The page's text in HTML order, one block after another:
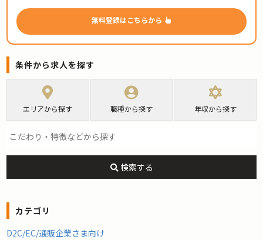
無料登録はこちらから
条件から求人を探す
エリアから探す 職種から探す 年収から探す
検索する
カテゴリ
D2C/EC/通販企業さま向け